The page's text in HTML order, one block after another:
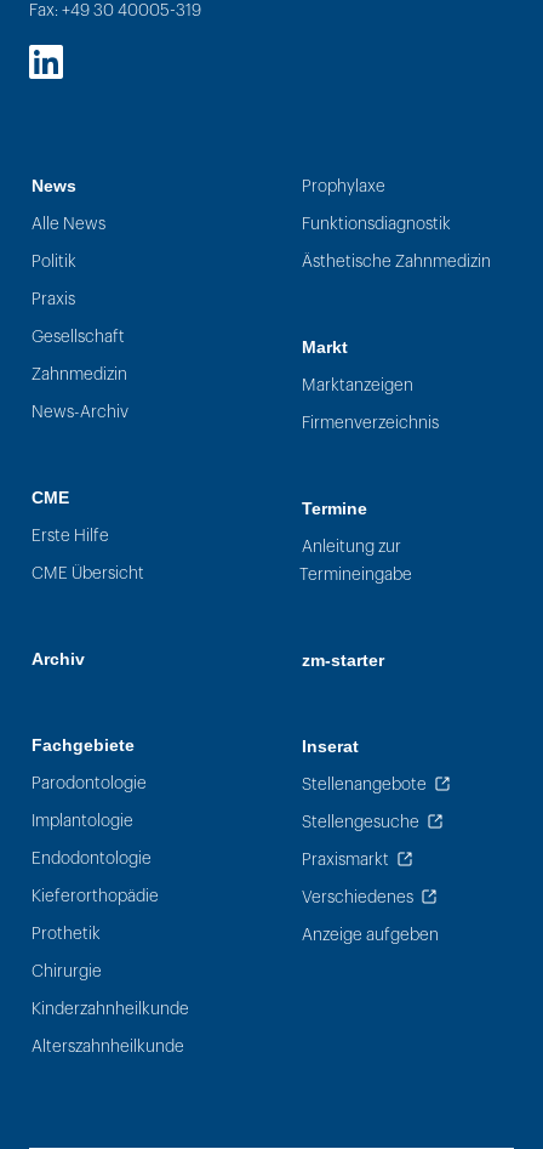
Fax: +49 30 40005-319
LinkedIn
News
Alle News
Politik
Praxis
Gesellschaft
Zahnmedizin
News-Archiv
CME
Erste Hilfe
CME Übersicht
Archiv
Fachgebiete
Parodontologie
Implantologie
Endodontologie
Kieferorthopädie
Prothetik
Chirurgie
Kinderzahnheilkunde
Alterszahnheilkunde
Prophylaxe
Funktionsdiagnostik
Ästhetische Zahnmedizin
Markt
Marktanzeigen
Firmenverzeichnis
Termine
Anleitung zur
Termineingabe
zm-starter
Inserat
Stellenangebote
Stellengesuche
Praxismarkt
Verschiedenes
Anzeige aufgeben